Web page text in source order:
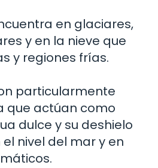
en glaciares,
y en la nieve que
y regiones frías.
particularmente
que actúan como
dulce y su deshielo
nivel del mar y en